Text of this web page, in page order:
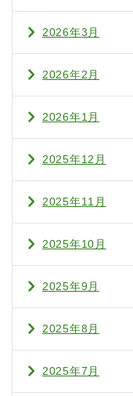
2026年3月
2026年2月
2026年1月
2025年12月
2025年11月
2025年10月
2025年9月
2025年8月
2025年7月